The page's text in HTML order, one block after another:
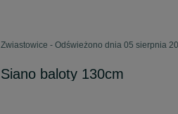
Zwiastowice - Odświeżono dnia 05 sierpnia
Siano baloty 130cm